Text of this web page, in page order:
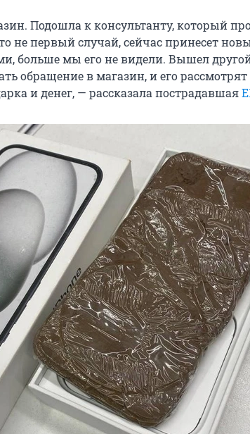
Подошла к консультанту, который
не первый случай, сейчас принесет
больше мы его не видели. Вышел
обращение в магазин, и его рассмотрят
и денег, — рассказала пострадавшая